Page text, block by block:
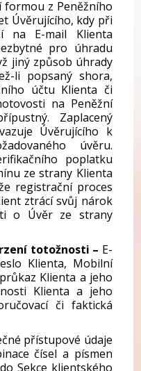
z Peněžního
Úvěrujícího, kdy při
na E-mail Klienta
pro úhradu
jiný způsob úhrady
li popsaný shora,
účtu Klienta či
na Peněžní
Zaplacený
Úvěrujícího k
úvěru.
poplatku
ze strany Klienta
registrační proces
ztrácí svůj nárok
o Úvěr ze strany
totožnosti – E-
Klienta, Mobilní
Klienta a jeho
Klienta a jeho
či faktická
přístupové údaje
čísel a písmen
Sekce klientského